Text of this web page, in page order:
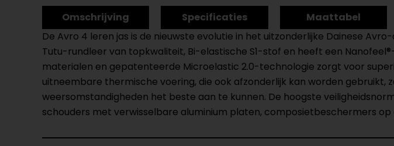
Omschrijving Specificaties Maattabel
De Avro 4 leren jas is de nieuwste evolutie in het uitzonderlijke Dainese
Tutu-rundleer van topkwaliteit, Bi-elastische S1-stof en heeft een
materialen en gepatenteerde Microelastic 2.0-technologie zorgt voor
uitneembare thermische voering, die ook afzonderlijk kan worden
weersomstandigheden het beste aan te kunnen. De hoogste
schouders met verwisselbare aluminium platen, composietbeschermers